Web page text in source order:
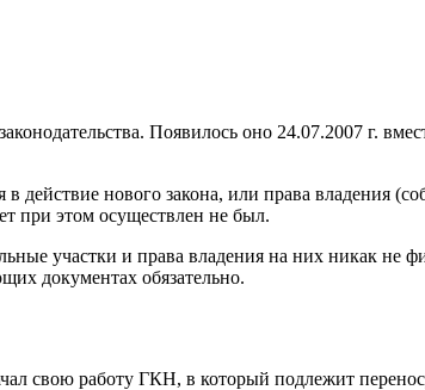
Появилось оно 24.07.2007 г.
нового закона, или права владения
при этом осуществлен не был.
участки и права владения на них никак не
документах обязательно.
свою работу ГКН, в который подлежит